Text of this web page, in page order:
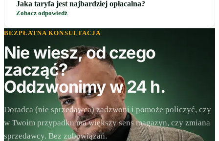
Jaka taryfa jest najbardziej opłacalna?
Zobacz odpowiedź
BEZPŁATNA KONSULTACJA
Nie wiesz, od czego
zacząć?
Oddzwonimy w 24 h.
Doradca (nie sprzedawca) zadzwoni i pomoże policzyć, czy
w Twoim przypadku ma większy sens magazyn, czy zmiana
sprzedawcy. Bez zobowiązań.